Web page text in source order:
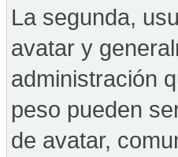
La segunda,
avatar y
administración
peso pueden
de avatar,